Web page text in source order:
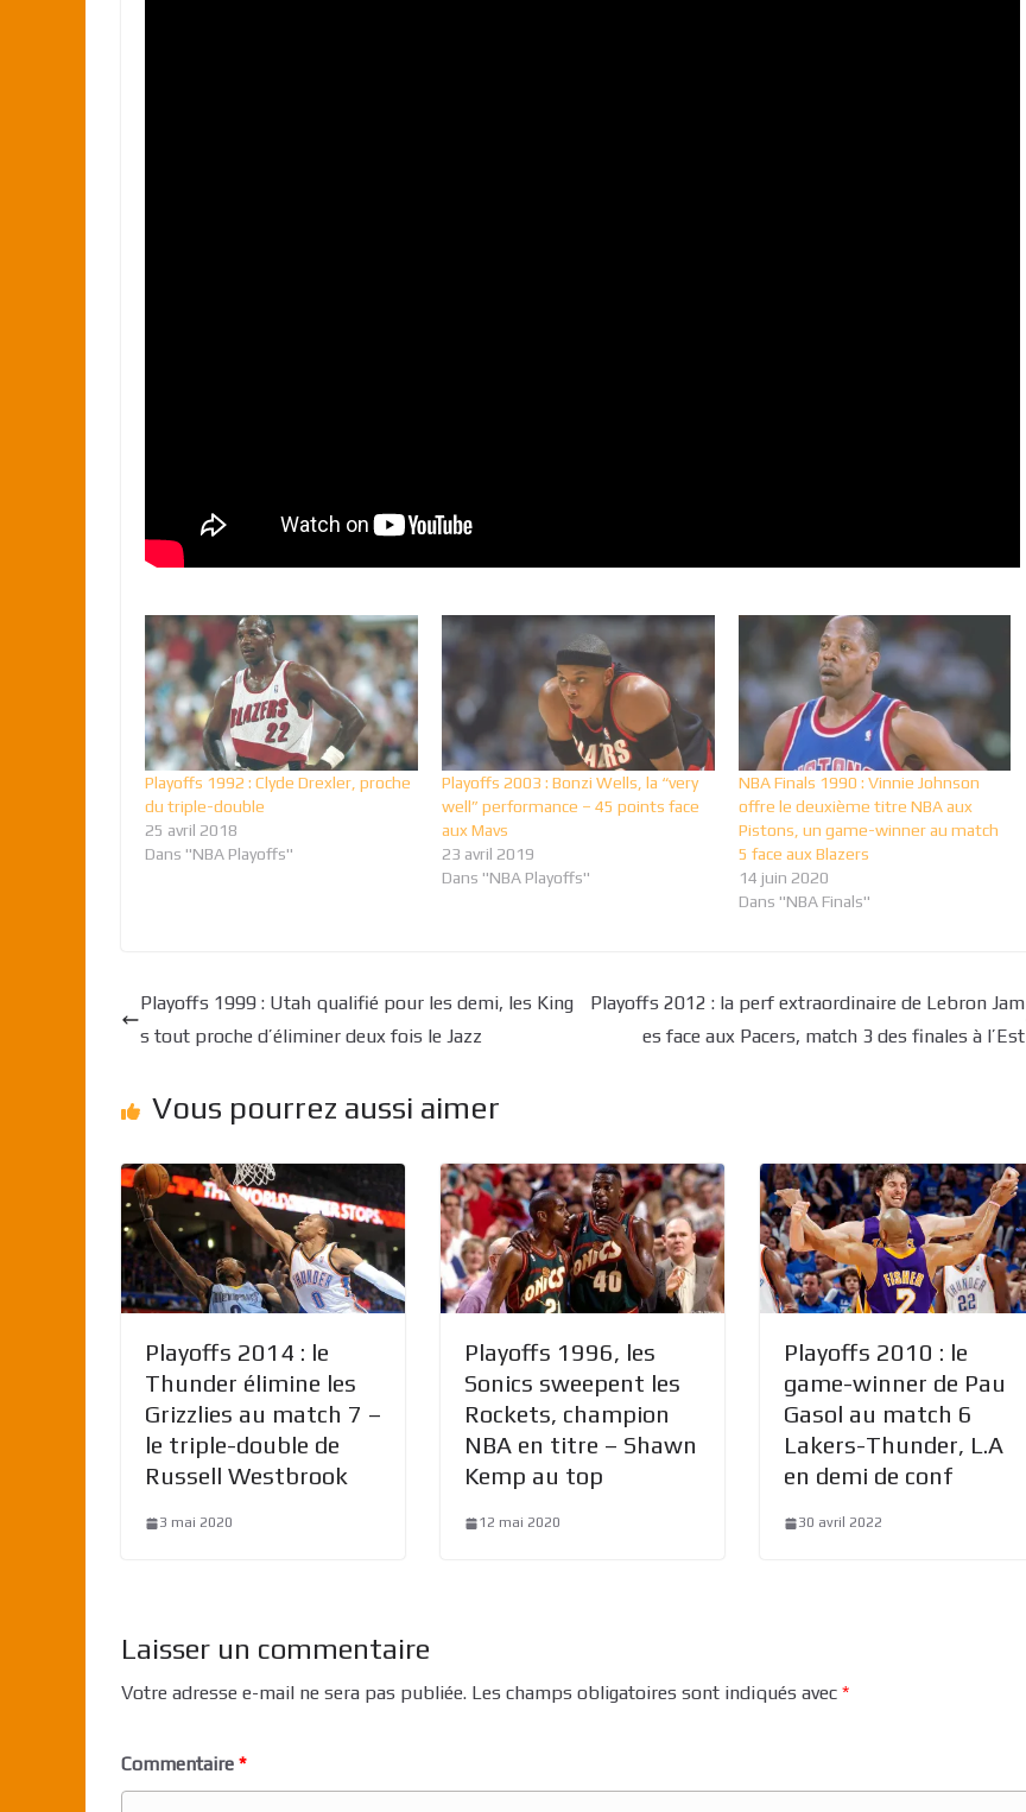
Playoffs 1992 : Clyde Drexler, proche
du triple-double
25 avril 2018
Dans "NBA Playoffs"
Playoffs 2003 : Bonzi Wells, la “very
well” performance – 45 points face
aux Mavs
23 avril 2019
Dans "NBA Playoffs"
NBA Finals 1990 : Vinnie Johnson
offre le deuxième titre NBA aux
Pistons, un game-winner au match
5 face aux Blazers
14 juin 2020
Dans "NBA Finals"
Playoffs 1999 : Utah qualifié pour les demi, les King
s tout proche d’éliminer deux fois le Jazz
Playoffs 2012 : la perf extraordinaire de Lebron Jam
es face aux Pacers, match 3 des finales à l’Est
Vous pourrez aussi aimer
Playoffs 2014 : le
Thunder élimine les
Grizzlies au match 7 –
le triple-double de
Russell Westbrook
3 mai 2020
Playoffs 1996, les
Sonics sweepent les
Rockets, champion
NBA en titre – Shawn
Kemp au top
12 mai 2020
Playoffs 2010 : le
game-winner de Pau
Gasol au match 6
Lakers-Thunder, L.A
en demi de conf
30 avril 2022
Laisser un commentaire
Votre adresse e-mail ne sera pas publiée. Les champs obligatoires sont indiqués avec *
Commentaire *